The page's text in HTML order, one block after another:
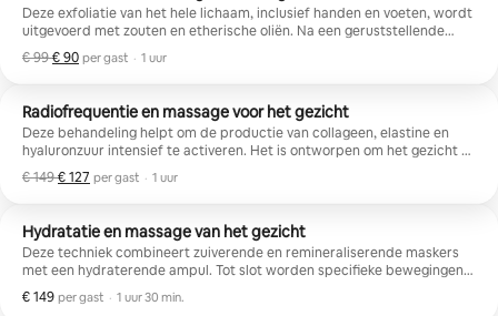
Deze exfoliatie van het hele lichaam, inclusief handen en voeten, wordt
uitgevoerd met zouten en etherische oliën. Na een geruststellende
douche worden zachte bewegingen op de huid aangebracht en is het
tijd voor een massage met ontspannende manoeuvres voor volledig
€ 99€ 90€ 90 per gast, voorheen € 99
per gast
, · 1 uur
Radiofrequentie en massage voor het gezicht
Deze behandeling helpt om de productie van collageen, elastine en
hyaluronzuur intensief te activeren. Het is ontworpen om het gezicht te
verstevigen, revitaliseren, verjongen en te ontspannen.
€ 149€ 127 € 127 per gast, voorheen € 149
per gast
, · 1 uur
Hydratatie en massage van het gezicht
Deze techniek combineert zuiverende en remineraliserende maskers
met een hydraterende ampul. Tot slot worden specifieke bewegingen
toegepast voor craniofaciale ontspanning. Het is ideaal voor het
revitaliseren van de huid van het gezicht.
€ 149 per gast
€ 149 per gast
, · 1 uur 30 min.